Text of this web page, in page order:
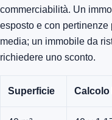
commerciabilità. Un
esposto e con
media; un immobile da
richiedere uno sconto.
Superficie Calcolo